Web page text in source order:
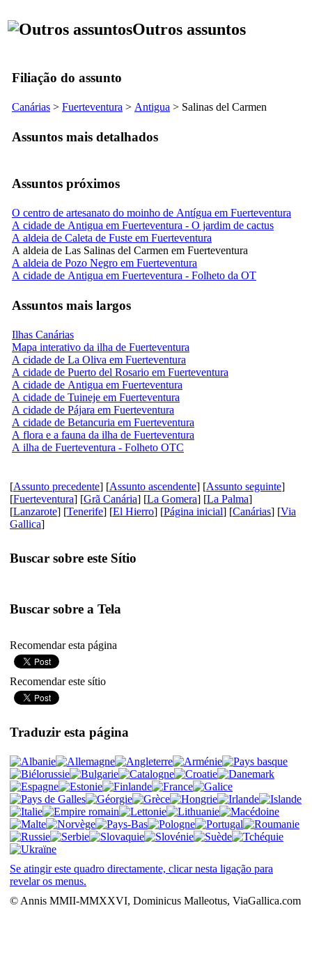
Outros assuntos
Filiação do assunto
Canárias > Fuerteventura > Antigua > Salinas del Carmen
Assuntos mais detalhados
Assuntos próximos
O centro de artesanato do moinho de Antígua em Fuerteventura
A cidade de Antigua em Fuerteventura - O jardim de cactus
A aldeia de Caleta de Fuste em Fuerteventura
A aldeia de Las Salinas del Carmen em Fuerteventura
A aldeia de Pozo Negro em Fuerteventura
A cidade de Antigua em Fuerteventura - Folheto da OT
Assuntos mais largos
Ilhas Canárias
Mapa interativo da ilha de Fuerteventura
A cidade de La Oliva em Fuerteventura
A cidade de Puerto del Rosario em Fuerteventura
A cidade de Antigua em Fuerteventura
A cidade de Tuineje em Fuerteventura
A cidade de Pájara em Fuerteventura
A cidade de Betancuria em Fuerteventura
A flora e a fauna da ilha de Fuerteventura
A ilha de Fuerteventura - Folheto OTC
[Assunto precedente] [Assunto ascendente] [Assunto seguinte]
[Fuerteventura] [Grã Canária] [La Gomera] [La Palma]
[Lanzarote] [Tenerife] [El Hierro] [Página inicial] [Canárias] [Via
Gallica]
Buscar sobre este Sítio
Buscar sobre a Tela
Recomendar esta página
Recomendar este sítio
Traduzir esta página
Se atingir este quadro directamente, clicar nesta ligação para
revelar os menus.
© Annis MMII-MMXXVI, Dominicus Malleotus, ViaGallica.com